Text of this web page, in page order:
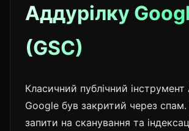
Аддурілку
(GSC)
Класичний публічний інструмент
Google був закритий через спам.
запити на сканування та